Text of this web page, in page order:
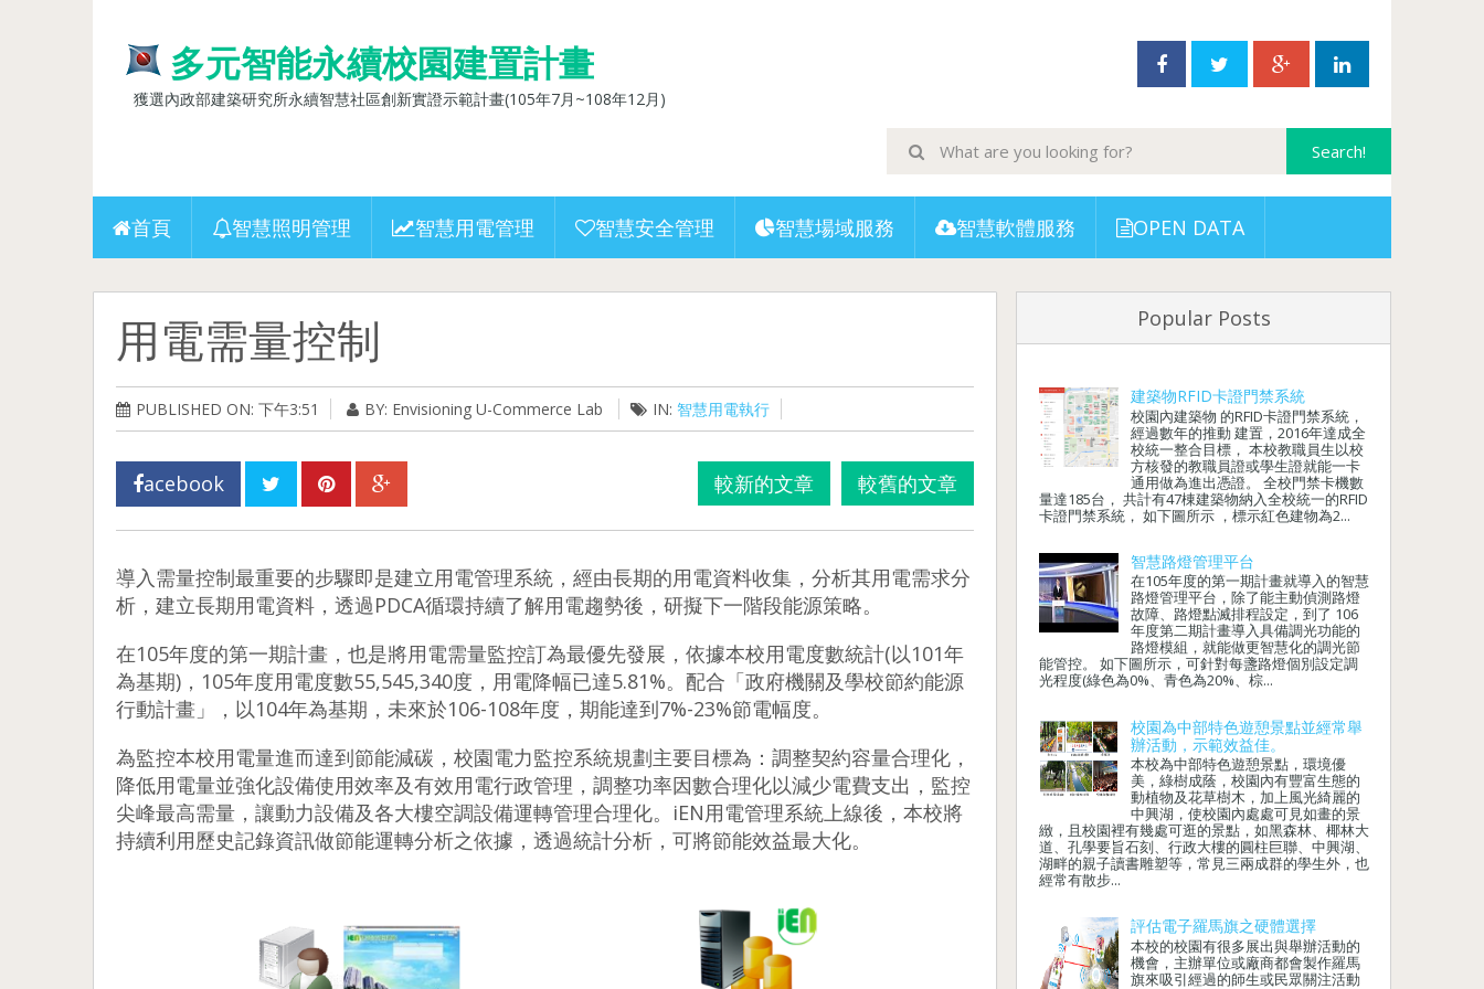
多元智能永續校園建置計畫
獲選內政部建築研究所永續智慧社區創新實證示範計畫(105年7月~108年12月)
首頁 智慧照明管理 智慧用電管理 智慧安全管理 智慧場域服務 智慧軟體服務 OPEN DATA
用電需量控制
PUBLISHED ON: 下午3:51 BY: Envisioning U-Commerce Lab IN: 智慧用電執行
acebook 較新的文章 較舊的文章
導入需量控制最重要的步驟即是建立用電管理系統，經由長期的用電資料收集，分析其用電需求分
析，建立長期用電資料，透過PDCA循環持續了解用電趨勢後，研擬下一階段能源策略。
在105年度的第一期計畫，也是將用電需量監控訂為最優先發展，依據本校用電度數統計(以101年
為基期)，105年度用電度數55,545,340度，用電降幅已達5.81%。配合「政府機關及學校節約能源
行動計畫」，以104年為基期，未來於106-108年度，期能達到7%-23%節電幅度。
為監控本校用電量進而達到節能減碳，校園電力監控系統規劃主要目標為：調整契約容量合理化，
降低用電量並強化設備使用效率及有效用電行政管理，調整功率因數合理化以減少電費支出，監控
尖峰最高需量，讓動力設備及各大樓空調設備運轉管理合理化。 iEN用電管理系統上線後，本校將
持續利用歷史記錄資訊做節能運轉分析之依據，透過統計分析，可將節能效益最大化。
Popular Posts
建築物RFID卡證門禁系統
校園內建築物 的RFID卡證門禁系統，
經過數年的推動 建置，2016年達成全
校統一整合目標， 本校教職員生以校
方核發的教職員證或學生證就能一卡
通用做為進出憑證。 全校門禁卡機數
量達185台， 共計有47棟建築物納入全校統一的RFID
卡證門禁系統， 如下圖所示 ，標示紅色建物為2...
智慧路燈管理平台
在105年度的第一期計畫就導入的智慧
路燈管理平台，除了能主動偵測路燈
故障、路燈點滅排程設定，到了 106
年度第二期計畫導入具備調光功能的
路燈模組，就能做更智慧化的調光節
能管控。 如下圖所示，可針對每盞路燈個別設定調
光程度(綠色為0%、青色為20%、棕...
校園為中部特色遊憩景點並經常舉
辦活動，示範效益佳。
本校為中部特色遊憩景點，環境優
美，綠樹成蔭，校園內有豐富生態的
動植物及花草樹木，加上風光綺麗的
中興湖，使校園內處處可見如畫的景
緻，且校園裡有幾處可逛的景點，如黑森林、椰林大
道、孔學要旨石刻、行政大樓的圓柱巨聯、中興湖、
湖畔的親子讀書雕塑等，常見三兩成群的學生外，也
經常有散步...
評估電子羅馬旗之硬體選擇
本校的校園有很多展出與舉辦活動的
機會，主辦單位或廠商都會製作羅馬
旗來吸引經過的師生或民眾關注活動